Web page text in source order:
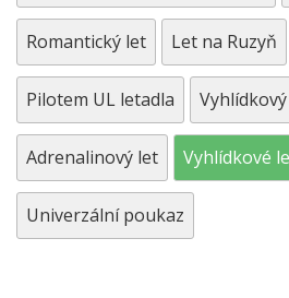
Romantický let Let na Ruzyň
Pilotem UL letadla
Adrenalinový let Vyhlídkové
Univerzální poukaz